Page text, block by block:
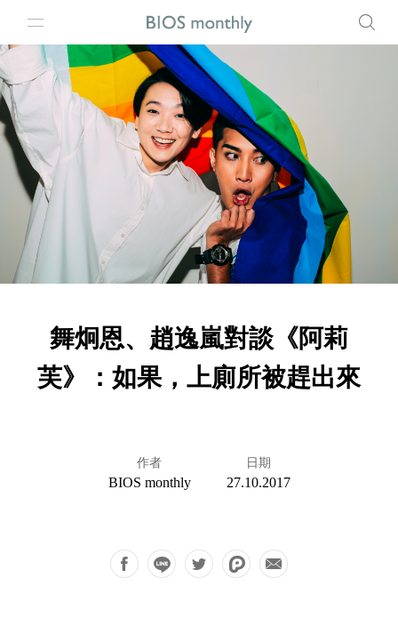
舞炯恩、趙逸嵐對談《阿莉
芙》：如果，上廁所被趕出來
作者
BIOS monthly
日期
27.10.2017